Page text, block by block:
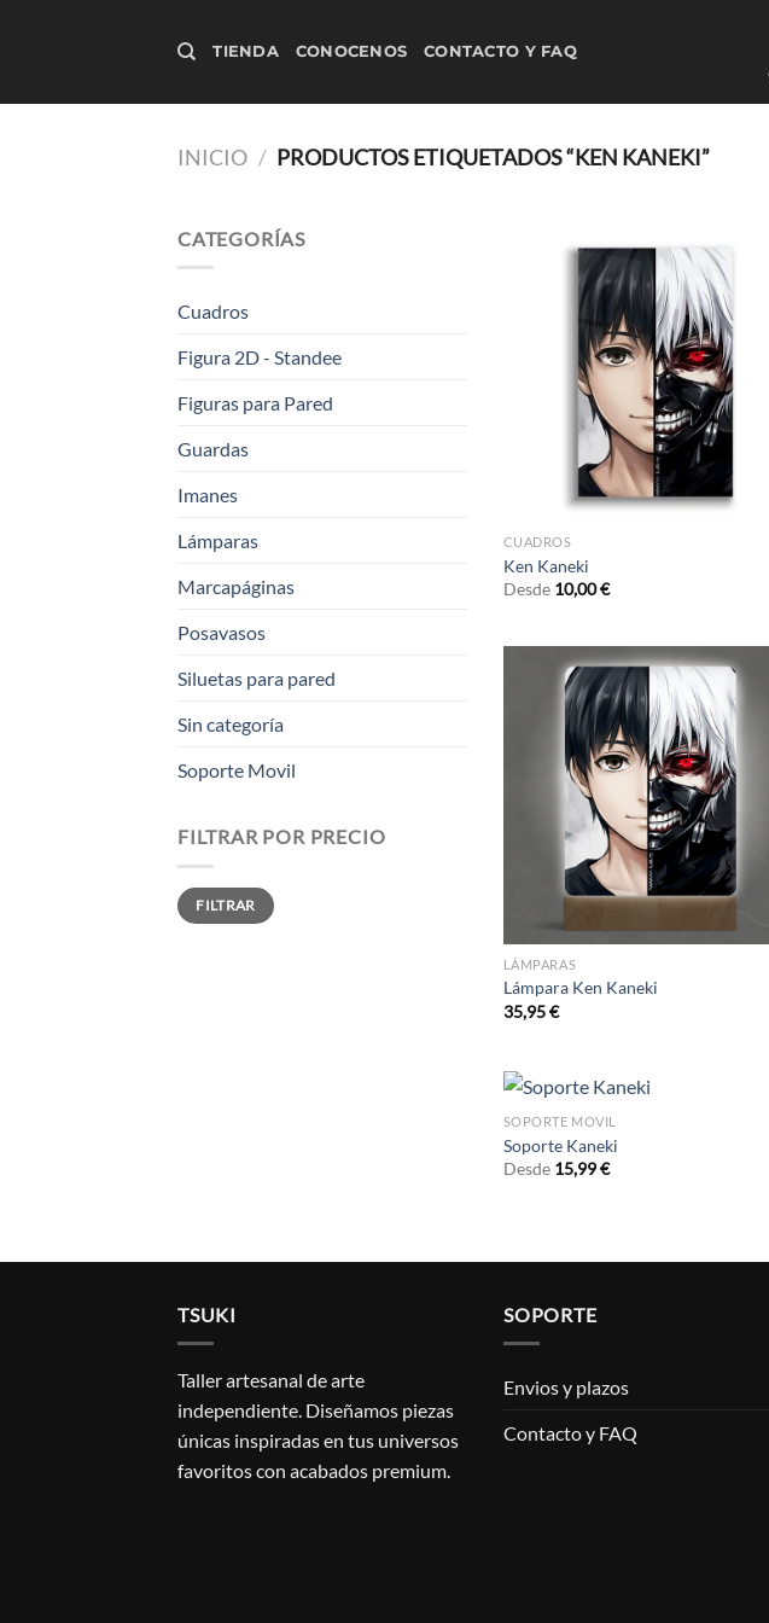
TIENDA CONOCENOS CONTACTO Y FAQ
INICIO / PRODUCTOS ETIQUETADOS “KEN KANEKI”
CATEGORÍAS
Cuadros
Figura 2D - Standee
Figuras para Pared
Guardas
Imanes
Lámparas
Marcapáginas
Posavasos
Siluetas para pared
Sin categoría
Soporte Movil
FILTRAR POR PRECIO
Precio
mínimo
Precio
máximo
FILTRAR
CUADROS
Ken Kaneki
Desde 10,00€
LÁMPARAS
Lámpara Ken Kaneki
35,95€
SOPORTE MOVIL
Soporte Kaneki
Desde 15,99€
TSUKI
Taller artesanal de arte
independiente. Diseñamos piezas
únicas inspiradas en tus universos
favoritos con acabados premium.
SOPORTE
Envios y plazos
Contacto y FAQ